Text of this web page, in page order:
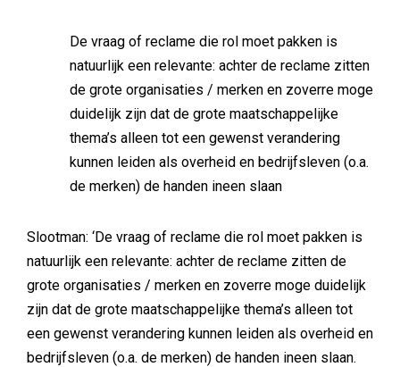
De vraag of reclame die rol moet pakken is
natuurlijk een relevante: achter de reclame zitten
de grote organisaties / merken en zoverre moge
duidelijk zijn dat de grote maatschappelijke
thema’s alleen tot een gewenst verandering
kunnen leiden als overheid en bedrijfsleven (o.a.
de merken) de handen ineen slaan
Slootman: ‘De vraag of reclame die rol moet pakken is
natuurlijk een relevante: achter de reclame zitten de
grote organisaties / merken en zoverre moge duidelijk
zijn dat de grote maatschappelijke thema’s alleen tot
een gewenst verandering kunnen leiden als overheid en
bedrijfsleven (o.a. de merken) de handen ineen slaan.